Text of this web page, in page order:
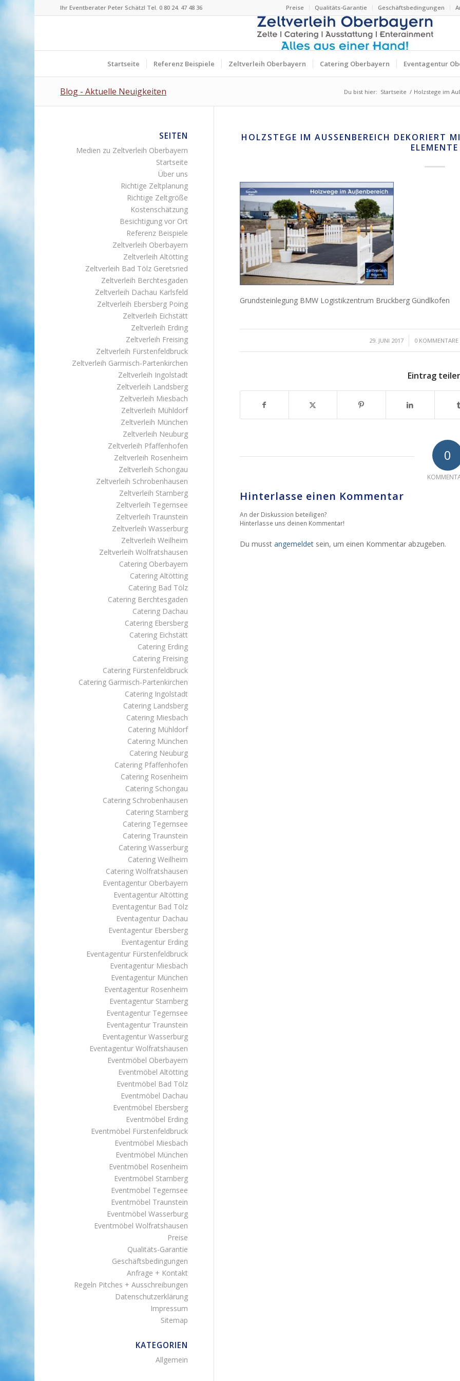
Preise Qualitäts-Garantie Geschäftsbedingungen
Ihr Eventberater Peter Schätzl Tel. 0 80 24. 47 48 36
Startseite Referenz Beispiele Zeltverleih Oberbayern Catering Oberbayern Eventagentur
Blog - Aktuelle Neuigkeiten Du bist hier: Startseite / Holzstege im
HOLZSTEGE IM AUSSENBEREICH DEKORIERT
LEMENTE
Grundsteinlegung BMW Logistikzentrum Bruckberg Gündlkofen
29. JUNI 2017
/ 0 KOMMENTARE
/
Eintrag
0
Hinterlasse einen Kommentar
An der Diskussion beteiligen?
Hinterlasse uns deinen Kommentar!
Du musst angemeldetsein, um einen Kommentar abzugeben.
SEITEN
Medien zu Zeltverleih Oberbayern
Startseite
Über uns
Richtige Zeltplanung
Richtige Zeltgröße
Kostenschätzung
Besichtigung vor Ort
Referenz Beispiele
Zeltverleih Oberbayern
Zeltverleih Altötting
Zeltverleih Bad Tölz Geretsried
Zeltverleih Berchtesgaden
Zeltverleih Dachau Karlsfeld
Zeltverleih Ebersberg Poing
Zeltverleih Eichstätt
Zeltverleih Erding
Zeltverleih Freising
Zeltverleih Fürstenfeldbruck
Zeltverleih Garmisch-Partenkirchen
Zeltverleih Ingolstadt
Zeltverleih Landsberg
Zeltverleih Miesbach
Zeltverleih Mühldorf
Zeltverleih München
Zeltverleih Neuburg
Zeltverleih Pfaffenhofen
Zeltverleih Rosenheim
Zeltverleih Schongau
Zeltverleih Schrobenhausen
Zeltverleih Starnberg
Zeltverleih Tegernsee
Zeltverleih Traunstein
Zeltverleih Wasserburg
Zeltverleih Weilheim
Zeltverleih Wolfratshausen
Catering Oberbayern
Catering Altötting
Catering Bad Tölz
Catering Berchtesgaden
Catering Dachau
Catering Ebersberg
Catering Eichstätt
Catering Erding
Catering Freising
Catering Fürstenfeldbruck
Catering Garmisch-Partenkirchen
Catering Ingolstadt
Catering Landsberg
Catering Miesbach
Catering Mühldorf
Catering München
Catering Neuburg
Catering Pfaffenhofen
Catering Rosenheim
Catering Schongau
Catering Schrobenhausen
Catering Starnberg
Catering Tegernsee
Catering Traunstein
Catering Wasserburg
Catering Weilheim
Catering Wolfratshausen
Eventagentur Oberbayern
Eventagentur Altötting
Eventagentur Bad Tölz
Eventagentur Dachau
Eventagentur Ebersberg
Eventagentur Erding
Eventagentur Fürstenfeldbruck
Eventagentur Miesbach
Eventagentur München
Eventagentur Rosenheim
Eventagentur Starnberg
Eventagentur Tegernsee
Eventagentur Traunstein
Eventagentur Wasserburg
Eventagentur Wolfratshausen
Eventmöbel Oberbayern
Eventmöbel Altötting
Eventmöbel Bad Tölz
Eventmöbel Dachau
Eventmöbel Ebersberg
Eventmöbel Erding
Eventmöbel Fürstenfeldbruck
Eventmöbel Miesbach
Eventmöbel München
Eventmöbel Rosenheim
Eventmöbel Starnberg
Eventmöbel Tegernsee
Eventmöbel Traunstein
Eventmöbel Wasserburg
Eventmöbel Wolfratshausen
Preise
Qualitäts-Garantie
Geschäftsbedingungen
Anfrage + Kontakt
Regeln Pitches + Ausschreibungen
Datenschutzerklärung
Impressum
Sitemap
KATEGORIEN
Allgemein